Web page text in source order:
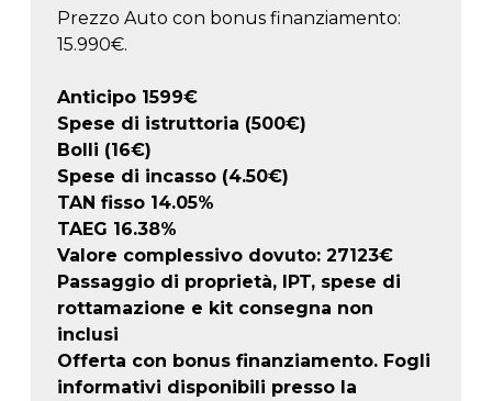
Prezzo Auto con bonus finanziamento:
15.990€.
Anticipo 1599€
Spese di istruttoria (500€)
Bolli (16€)
Spese di incasso (4.50€)
TAN fisso 14.05%
TAEG 16.38%
Valore complessivo dovuto: 27123€
Passaggio di proprietà, IPT, spese di
rottamazione e kit consegna non
inclusi
Offerta con bonus finanziamento. Fogli
informativi disponibili presso la